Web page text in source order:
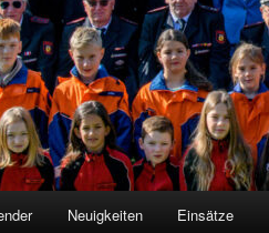
Neuigkeiten Einsätze